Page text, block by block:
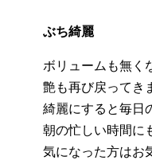
ぶち綺麗
ボリュームも無く
艶も再び戻ってき
綺麗にすると毎日
朝の忙しい時間に
気になった方はお